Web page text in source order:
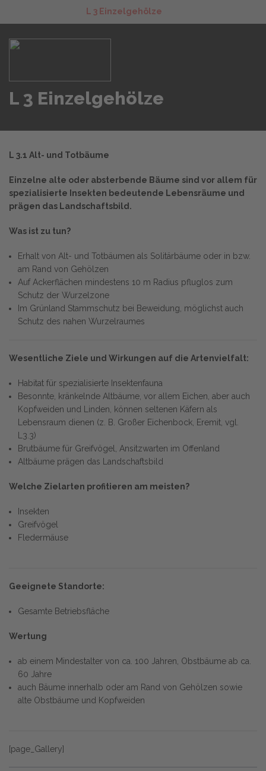
L 3 Einzelgehölze
L 3 Einzelgehölze
L 3.1 Alt- und Totbäume
Einzelne alte oder absterbende Bäume sind vor allem für
spezialisierte Insekten bedeutende Lebensräume und
prägen das Landschaftsbild.
Was ist zu tun?
Erhalt von Alt- und Totbäumen als Solitärbäume oder in bzw.
am Rand von Gehölzen
Auf Ackerflächen mindestens 10 m Radius pfluglos zum
Schutz der Wurzelzone
Im Grünland Stammschutz bei Beweidung, möglichst auch
Schutz des nahen Wurzelraumes
Wesentliche Ziele und Wirkungen auf die Artenvielfalt:
Habitat für spezialisierte Insektenfauna
Besonnte, kränkelnde Altbäume, vor allem Eichen, aber auch
Kopfweiden und Linden, können seltenen Käfern als
Lebensraum dienen (z. B. Großer Eichenbock, Eremit, vgl.
L3.3)
Brutbäume für Greifvögel, Ansitzwarten im Offenland
Altbäume prägen das Landschaftsbild
Welche Zielarten profitieren am meisten?
Insekten
Greifvögel
Fledermäuse
Geeignete Standorte:
Gesamte Betriebsfläche
Wertung
ab einem Mindestalter von ca. 100 Jahren, Obstbäume ab ca.
60 Jahre
auch Bäume innerhalb oder am Rand von Gehölzen sowie
alte Obstbäume und Kopfweiden
[page_Gallery]